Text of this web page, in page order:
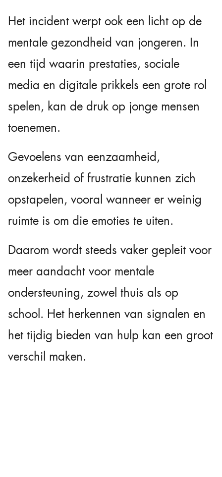
Het incident werpt ook een licht op de
mentale gezondheid van jongeren. In
een tijd waarin prestaties, sociale
media en digitale prikkels een grote rol
spelen, kan de druk op jonge mensen
toenemen.
Gevoelens van eenzaamheid,
onzekerheid of frustratie kunnen zich
opstapelen, vooral wanneer er weinig
ruimte is om die emoties te uiten.
Daarom wordt steeds vaker gepleit voor
meer aandacht voor mentale
ondersteuning, zowel thuis als op
school. Het herkennen van signalen en
het tijdig bieden van hulp kan een groot
verschil maken.